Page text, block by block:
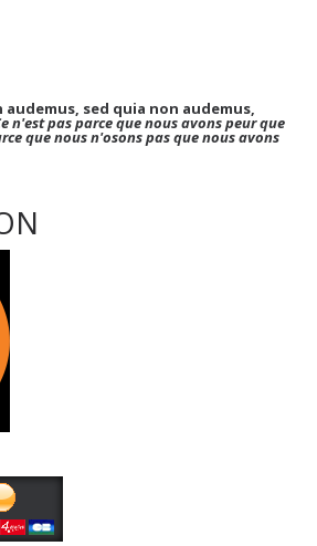
sed quia non audemus,
n'est pas parce que nous avons peur que
que nous n'osons pas que nous avons